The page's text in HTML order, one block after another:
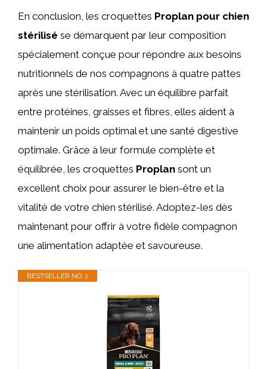
En conclusion, les croquettes Proplan pour chien
stérilisé se démarquent par leur composition
spécialement conçue pour répondre aux besoins
nutritionnels de nos compagnons à quatre pattes
après une stérilisation. Avec un équilibre parfait
entre protéines, graisses et fibres, elles aident à
maintenir un poids optimal et une santé digestive
optimale. Grâce à leur formule complète et
équilibrée, les croquettes Proplan sont un
excellent choix pour assurer le bien-être et la
vitalité de votre chien stérilisé. Adoptez-les dès
maintenant pour offrir à votre fidèle compagnon
une alimentation adaptée et savoureuse.
BESTSELLER NO. 1